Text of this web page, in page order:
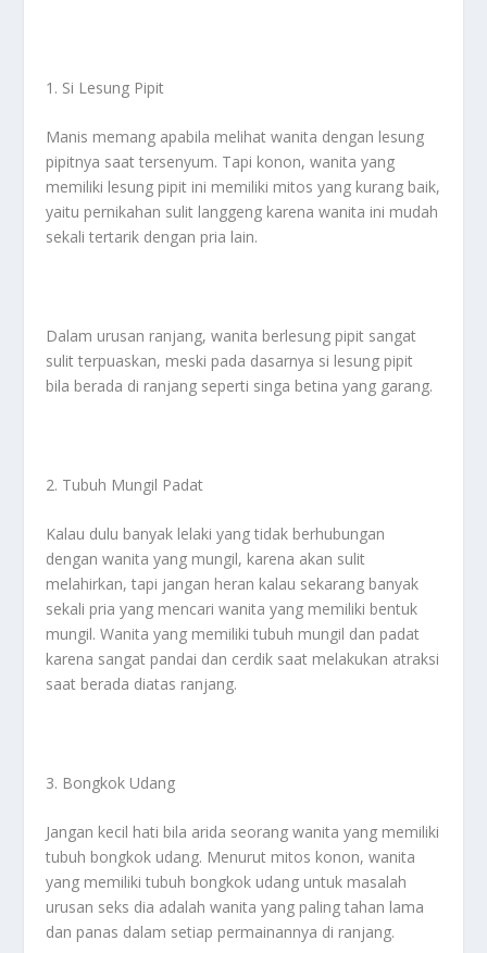
1. Si Lesung Pipit
Manis memang apabila melihat wanita dengan lesung
pipitnya saat tersenyum. Tapi konon, wanita yang
memiliki lesung pipit ini memiliki mitos yang kurang baik,
yaitu pernikahan sulit langgeng karena wanita ini mudah
sekali tertarik dengan pria lain.
Dalam urusan ranjang, wanita berlesung pipit sangat
sulit terpuaskan, meski pada dasarnya si lesung pipit
bila berada di ranjang seperti singa betina yang garang.
2. Tubuh Mungil Padat
Kalau dulu banyak lelaki yang tidak berhubungan
dengan wanita yang mungil, karena akan sulit
melahirkan, tapi jangan heran kalau sekarang banyak
sekali pria yang mencari wanita yang memiliki bentuk
mungil. Wanita yang memiliki tubuh mungil dan padat
karena sangat pandai dan cerdik saat melakukan atraksi
saat berada diatas ranjang.
3. Bongkok Udang
Jangan kecil hati bila arida seorang wanita yang memiliki
tubuh bongkok udang. Menurut mitos konon, wanita
yang memiliki tubuh bongkok udang untuk masalah
urusan seks dia adalah wanita yang paling tahan lama
dan panas dalam setiap permainannya di ranjang.